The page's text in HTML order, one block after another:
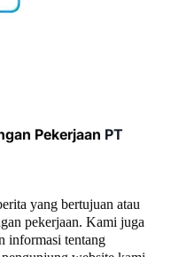
Pekerjaan PT
yang bertujuan atau
pekerjaan. Kami juga
informasi tentang